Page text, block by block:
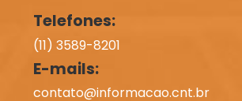
Telefones:
(11) 3589-8201
E-mails:
contato@informacao.cnt.br